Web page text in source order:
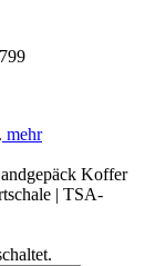
mehr
Koffer
| TSA-